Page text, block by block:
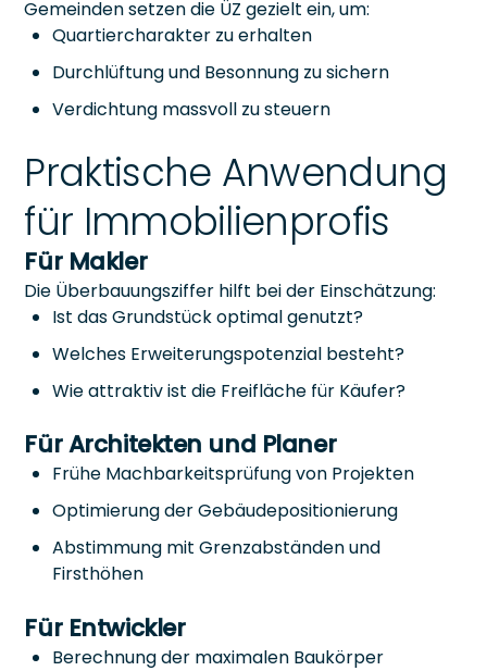
Gemeinden setzen die ÜZ gezielt ein, um:
Quartiercharakter zu erhalten
Durchlüftung und Besonnung zu sichern
Verdichtung massvoll zu steuern
Praktische Anwendung
für Immobilienprofis
Für Makler
Die Überbauungsziffer hilft bei der Einschätzung:
Ist das Grundstück optimal genutzt?
Welches Erweiterungspotenzial besteht?
Wie attraktiv ist die Freifläche für Käufer?
Für Architekten und Planer
Frühe Machbarkeitsprüfung von Projekten
Optimierung der Gebäudepositionierung
Abstimmung mit Grenzabständen und
Firsthöhen
Für Entwickler
Berechnung der maximalen Baukörper